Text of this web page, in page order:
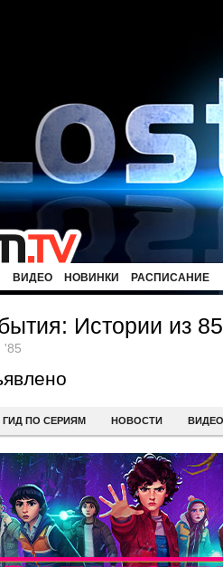
ВИДЕО НОВИНКИ РАСПИСАНИЕ
Истории из
'85
ГИД ПО СЕРИЯМ НОВОСТИ ВИДЕО